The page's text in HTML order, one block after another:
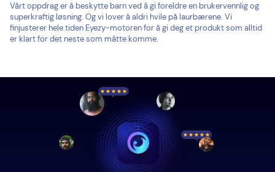
Vårt oppdrag er å beskytte barn ved å gi foreldre en brukervennlig og
superkraftig løsning. Og vi lover å aldri hvile på laurbærene. Vi
finjusterer hele tiden Eyezy-motoren for å gi deg et produkt som alltid
er klart for det neste som måtte komme.